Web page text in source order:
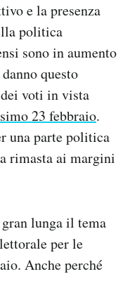
e la presenza
politica
sono in aumento
questo
voti in vista
23 febbraio.
una parte politica
rimasta ai margini
lunga il tema
per le
Anche perché